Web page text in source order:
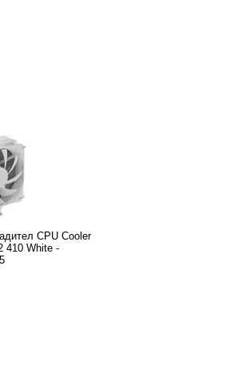
CPU Cooler
410 White -